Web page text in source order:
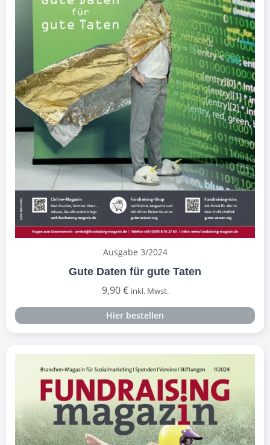
Ausgabe 3/2024
Gute Daten für gute Taten
9,90€ inkl. Mwst.
Hier bestellen